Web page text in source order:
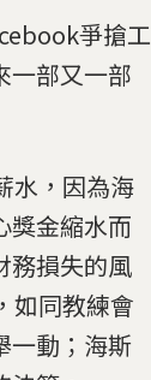
爭搶工
一部又一部
水，因為海
獎金縮水而
務損失的風
如同教練會
一動；海斯